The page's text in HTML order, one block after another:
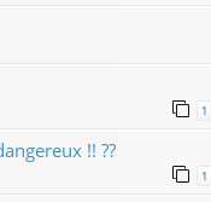
1
!! ??
1